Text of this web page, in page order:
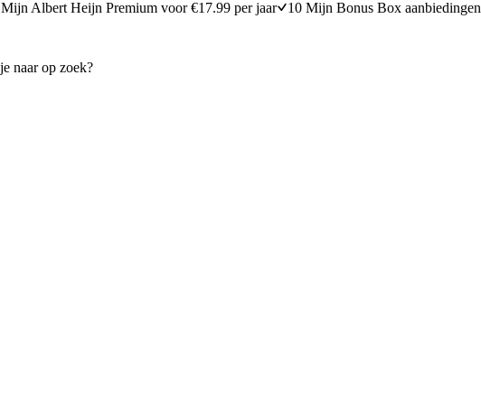
Mijn Albert Heijn Premium voor €17.99 per jaar 10 Mijn Bonus Box aanbiedingen